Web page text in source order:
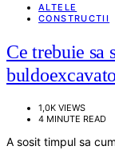
ALTELE
CONSTRUCTII
Ce trebuie sa
1,0K VIEWS
4 MINUTE READ
A sosit timpul sa